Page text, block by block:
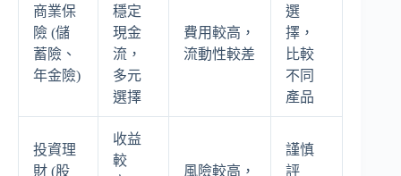
商業保
險 (儲
蓄險、
年金險)
穩定
現金
流，
多元
選擇
費用較高，
流動性較差
選
擇，
比較
不同
產品
投資理
財 (股
收益
較
風險較高，
謹慎
評